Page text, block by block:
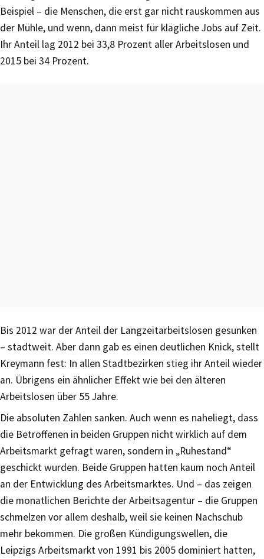
Beispiel – die Menschen, die erst gar nicht rauskommen aus
der Mühle, und wenn, dann meist für klägliche Jobs auf Zeit.
Ihr Anteil lag 2012 bei 33,8 Prozent aller Arbeitslosen und
2015 bei 34 Prozent.
Bis 2012 war der Anteil der Langzeitarbeitslosen gesunken
– stadtweit. Aber dann gab es einen deutlichen Knick, stellt
Kreymann fest: In allen Stadtbezirken stieg ihr Anteil wieder
an. Übrigens ein ähnlicher Effekt wie bei den älteren
Arbeitslosen über 55 Jahre.
Die absoluten Zahlen sanken. Auch wenn es naheliegt, dass
die Betroffenen in beiden Gruppen nicht wirklich auf dem
Arbeitsmarkt gefragt waren, sondern in „Ruhestand“
geschickt wurden. Beide Gruppen hatten kaum noch Anteil
an der Entwicklung des Arbeitsmarktes. Und – das zeigen
die monatlichen Berichte der Arbeitsagentur – die Gruppen
schmelzen vor allem deshalb, weil sie keinen Nachschub
mehr bekommen. Die großen Kündigungswellen, die
Leipzigs Arbeitsmarkt von 1991 bis 2005 dominiert hatten,